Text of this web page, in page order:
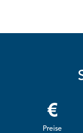
Preise